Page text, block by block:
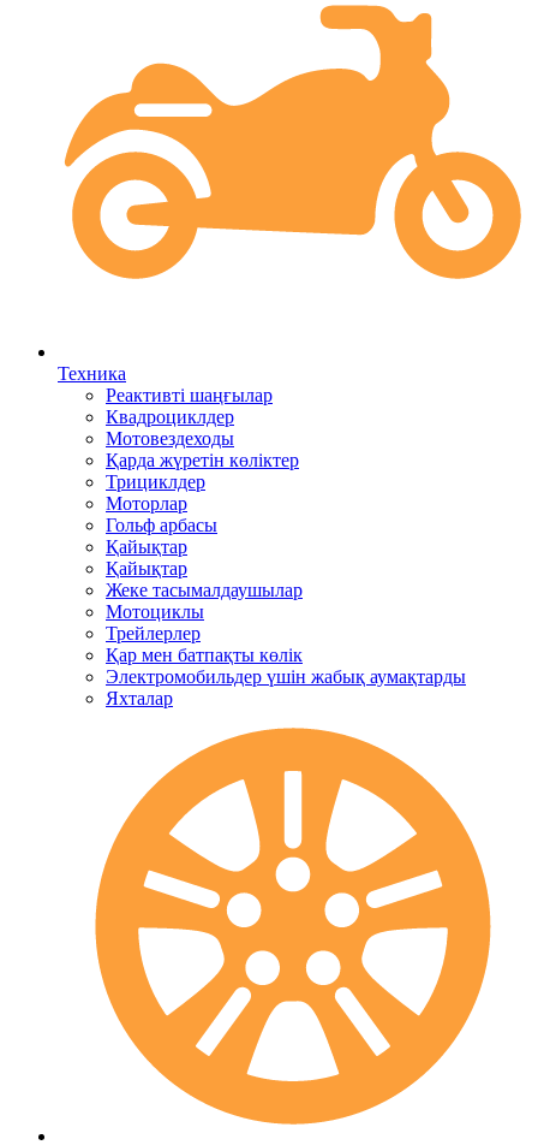
Техника
Реактивті шаңғылар
Квадроциклдер
Мотовездеходы
Қарда жүретін көліктер
Трициклдер
Моторлар
Гольф арбасы
Қайықтар
Қайықтар
Жеке тасымалдаушылар
Мотоциклы
Трейлерлер
Қар мен батпақты көлік
Электромобильдер үшін жабық аумақтарды
Яхталар